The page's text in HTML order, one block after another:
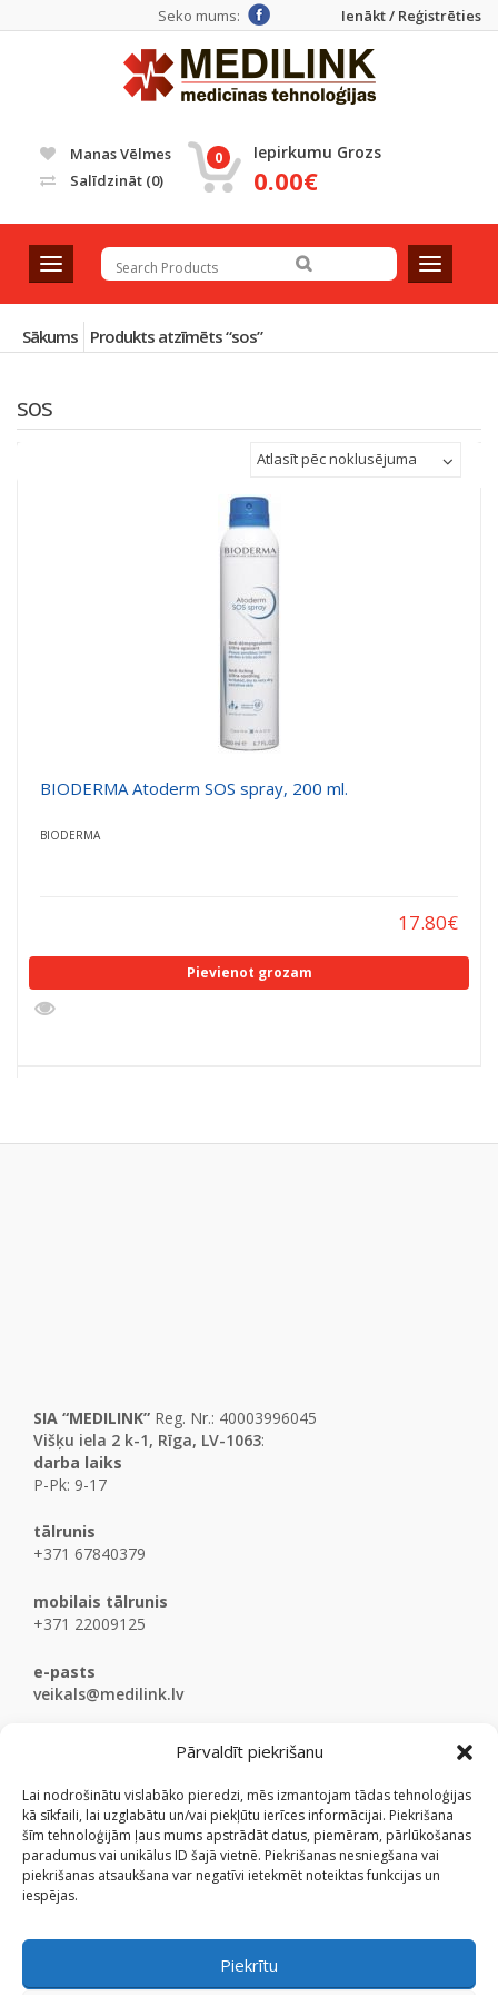
Pārvaldīt piekrišanu
Lai nodrošinātu vislabāko pieredzi, mēs izmantojam tādas tehnoloģijas
kā sīkfaili, lai uzglabātu un/vai piekļūtu ierīces informācijai. Piekrišana
šīm tehnoloģijām ļaus mums apstrādāt datus, piemēram, pārlūkošanas
paradumus vai unikālus ID šajā vietnē. Piekrišanas nesniegšana vai
piekrišanas atsaukšana var negatīvi ietekmēt noteiktas funkcijas un
iespējas.
Piekrītu
Ienākt / Reģistrēties
Seko mums:
Manas Vēlmes
Salīdzināt (0)
0 Iepirkumu Grozs
0.00€
T
o
g
g
l
n
a
T
o
g
l
a
Sākums Produkts atzīmēts “sos”
sos
Atlasīt pēc noklusējuma
BIODERMA Atoderm SOS spray, 200 ml.
BIODERMA
17.80€
Pievienot grozam
SIA “MEDILINK” Reg. Nr.: 40003996045
Višķu iela 2 k-1, Rīga, LV-1063:
darba laiks
P-Pk: 9-17
tālrunis
+371 67840379
mobilais tālrunis
+371 22009125
e-pasts
veikals@medilink.lv